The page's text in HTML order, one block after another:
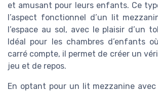
et amusant pour leurs enfants. Ce
l’aspect fonctionnel d’un lit
l’espace au sol, avec le plaisir d’un
Idéal pour les chambres d’enfants
carré compte, il permet de créer un
jeu et de repos.
En optant pour un lit mezzanine